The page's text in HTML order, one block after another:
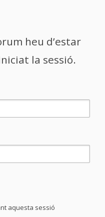
heu d’estar
la sessió.
aquesta sessió